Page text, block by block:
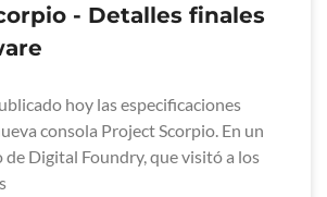
- Detalles finales
hoy las especificaciones
consola Project Scorpio. En un
de Digital Foundry, que visitó a los